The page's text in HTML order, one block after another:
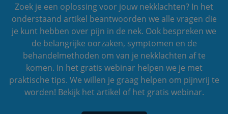
Zoek je een oplossing voor jouw nekklachten? In het
onderstaand artikel beantwoorden we alle vragen die
je kunt hebben over pijn in de nek. Ook bespreken we
de belangrijke oorzaken, symptomen en de
behandelmethoden om van je nekklachten af te
komen. In het gratis webinar helpen we je met
praktische tips. We willen je graag helpen om pijnvrij te
worden! Bekijk het artikel of het gratis webinar.